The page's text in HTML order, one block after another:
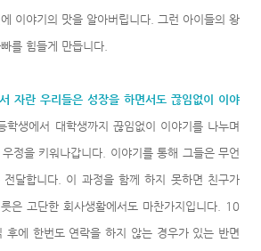
이야기의 맛을 알아버립니다. 그런 아이들의 왕
를 힘들게 만듭니다.
자란 우리들은 성장을 하면서도 끊임없이 이야
학생에서 대학생까지 끊임없이 이야기를 나누며
정을 키워나갑니다. 이야기를 통해 그들은 무언
전달합니다. 이 과정을 함께 하지 못하면 친구가
은 고단한 회사생활에서도 마찬가지입니다. 10
후에 한번도 연락을 하지 않는 경우가 있는 반면